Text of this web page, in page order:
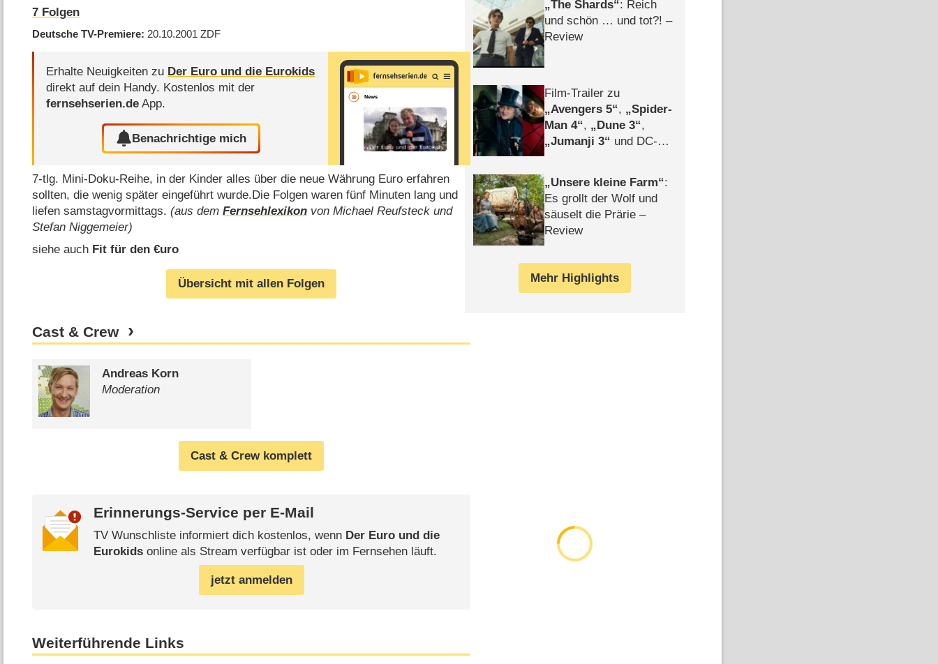
7 Folgen
Deutsche TV-Premiere 20.10.2001ZDF
Erhalte Neuigkeiten zu Der Euro und die Eurokids
direkt auf dein Handy. Kostenlos mit der
fernsehserien.de App.
Benachrichtige mich
7-tlg. Mini-Doku-Reihe, in der Kinder alles über die neue Währung Euro erfahren
sollten, die wenig später eingeführt wurde.Die Folgen waren fünf Minuten lang und
liefen samstagvormittags.(aus demFernsehlexikon von Michael Reufsteck und
Stefan Niggemeier)
siehe auch Fit für den €uro
Übersicht mit allen Folgen
Cast & Crew
Andreas Korn
Moderation
Cast & Crew komplett
Erinnerungs-Service per E-Mail
TV Wunschliste informiert dich kostenlos, wenn Der Euro und die
Eurokidsonline als Stream verfügbar ist oder im Fernsehen läuft.
jetzt anmelden
Weiterführende Links
The Shards : Reich
und schön … und tot?! –
Review
Film-Trailer zu
Avengers 5 ,
Spider-
Man 4 , Dune 3 ,
Jumanji 3
und DC-
Unsere kleine Farm :
Es grollt der Wolf und
säuselt die Prärie –
Review
Mehr Highlights